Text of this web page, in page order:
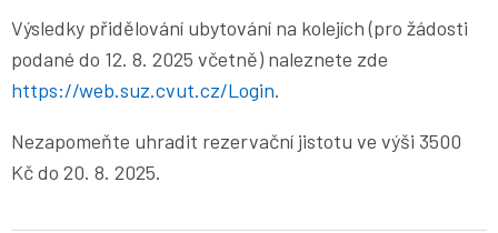
Výsledky přidělování ubytování na kolejích (pro žádosti
podané do 12. 8. 2025 včetně) naleznete zde
https://web.suz.cvut.cz/Login.
Nezapomeňte uhradit rezervační jistotu ve výši 3500
Kč do 20. 8. 2025.